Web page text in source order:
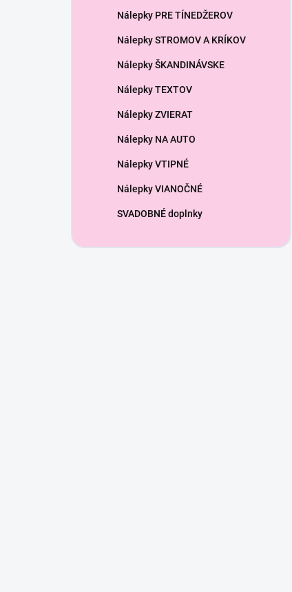
Nálepky PRE TÍNEDŽEROV
Nálepky STROMOV A KRÍKOV
Nálepky ŠKANDINÁVSKE
Nálepky TEXTOV
Nálepky ZVIERAT
Nálepky NA AUTO
Nálepky VTIPNÉ
Nálepky VIANOČNÉ
SVADOBNÉ doplnky